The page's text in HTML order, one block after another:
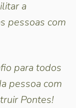
a
pessoas com
para todos
pessoa com
Pontes!